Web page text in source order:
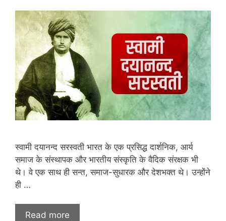
स्वामी दयानन्द सरस्वती भारत के एक प्रसिद्ध दार्शनिक, आर्य
समाज के संस्थापक और भारतीय संस्कृति के वैदिक संरक्षक भी
थे। वे एक साथ ही सन्त, समाज-सुधारक और देशभक्त थे। उन्होंने
ही …
Read more